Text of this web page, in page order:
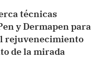
técnicas
y Dermapen para
rejuvenecimiento
de la mirada